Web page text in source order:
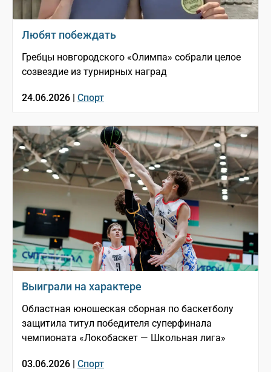
Любят побеждать
Гребцы новгородского «Олимпа» собрали целое
созвездие из турнирных наград
24.06.2026 | Спорт
Выиграли на характере
Областная юношеская сборная по баскетболу
защитила титул победителя суперфинала
чемпионата «Локобаскет — Школьная лига»
03.06.2026 | Спорт